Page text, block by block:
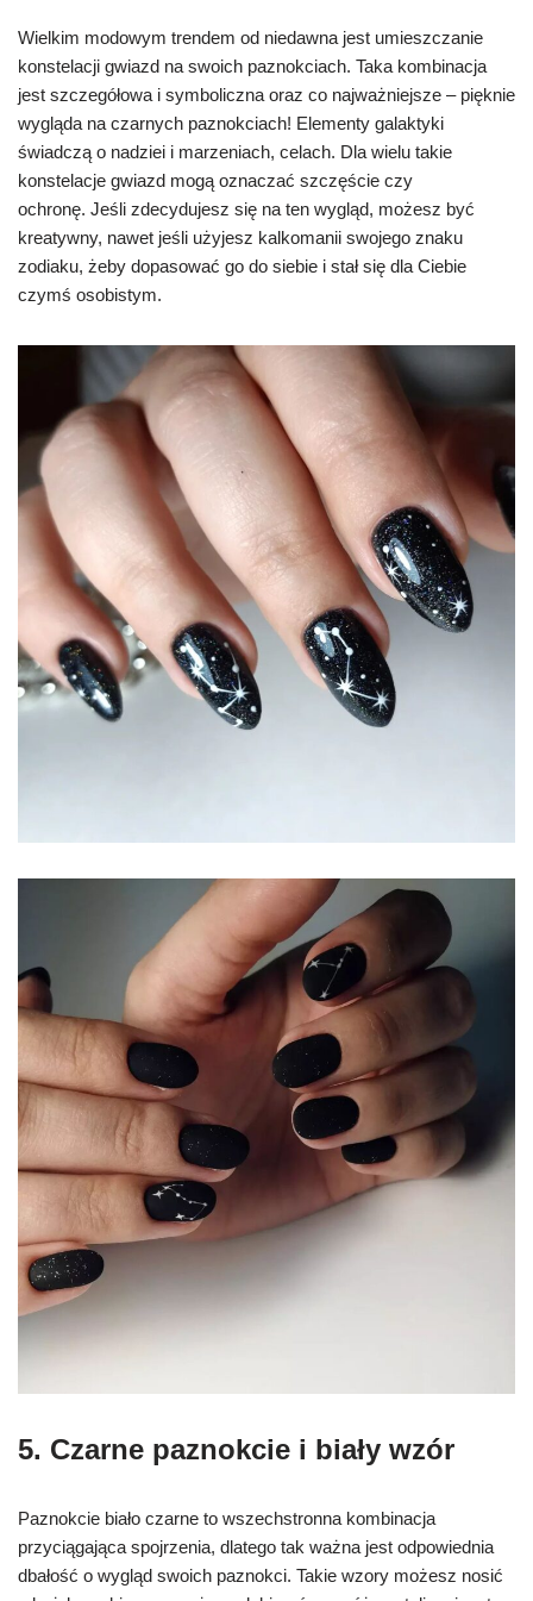
Wielkim modowym trendem od niedawna jest umieszczanie
konstelacji gwiazd na swoich paznokciach. Taka kombinacja
jest szczegółowa i symboliczna oraz co najważniejsze – pięknie
wygląda na czarnych paznokciach! Elementy galaktyki
świadczą o nadziei i marzeniach, celach. Dla wielu takie
konstelacje gwiazd mogą oznaczać szczęście czy
ochronę. Jeśli zdecydujesz się na ten wygląd, możesz być
kreatywny, nawet jeśli użyjesz kalkomanii swojego znaku
zodiaku, żeby dopasować go do siebie i stał się dla Ciebie
czymś osobistym.
5. Czarne paznokcie i biały wzór
Paznokcie biało czarne to wszechstronna kombinacja
przyciągająca spojrzenia, dlatego tak ważna jest odpowiednia
dbałość o wygląd swoich paznokci. Takie wzory możesz nosić